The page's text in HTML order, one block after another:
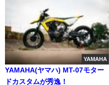
YAMAHA
YAMAHA(ヤマハ) MT-07モター
ドカスタムが秀逸！